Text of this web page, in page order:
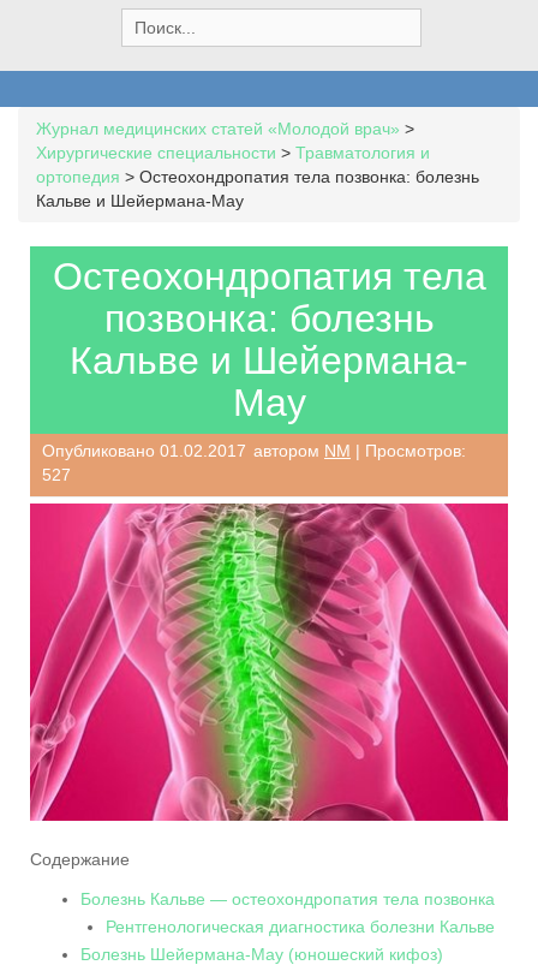
e
a
h
f
o
r
Журнал медицинских статей «Молодой врач» >
Хирургические специальности > Травматология и
ортопедия > Остеохондропатия тела позвонка: болезнь
Кальве и Шейермана-Мау
Остеохондропатия тела
позвонка: болезнь
Кальве и Шейермана-
Мау
Опубликовано 01.02.2017 автором NM | Просмотров:
527
Содержание
Болезнь Кальве — остеохондропатия тела позвонка
Рентгенологическая диагностика болезни Кальве
Болезнь Шейермана-Мау (юношеский кифоз)